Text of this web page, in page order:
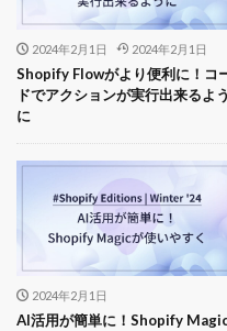
2024年2月1日 2024年2月1日
Shopify Flowがより便利に！コ
ドでアクションが実行出来るよう
に
2024年2月1日
AI活用が簡単に！Shopify